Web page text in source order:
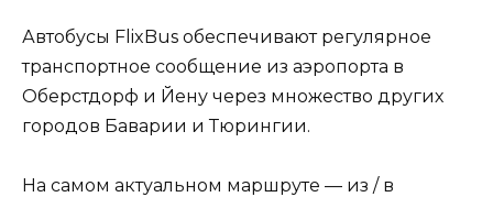
Автобусы FlixBus обеспечивают регулярное
транспортное сообщение из аэропорта в
Оберстдорф и Йену через множество других
городов Баварии и Тюрингии.
На самом актуальном маршруте — из / в